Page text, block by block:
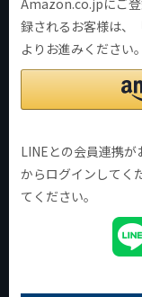
録されるお客様は、
よりお進みください。
LINEとの会員連携
からログインしてく
てください。